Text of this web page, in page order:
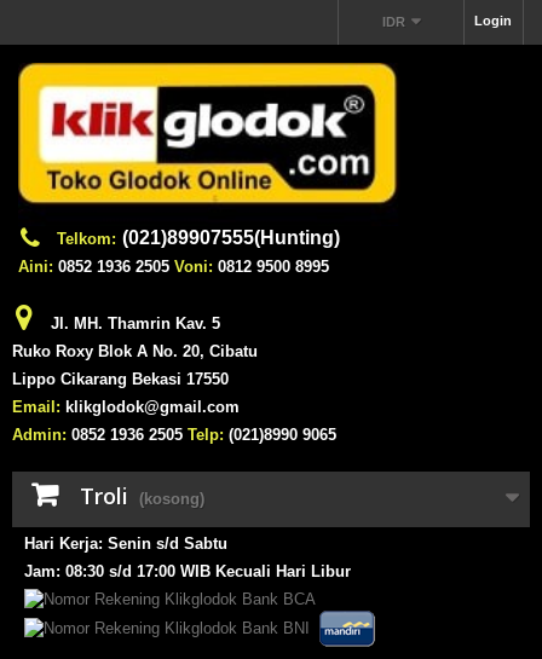
Login
IDR
Telkom: (021)89907555(Hunting)
Aini: 0852 1936 2505 Voni: 0812 9500 8995
Jl. MH. Thamrin Kav. 5
Ruko Roxy Blok A No. 20, Cibatu
Lippo Cikarang Bekasi 17550
Email: klikglodok@gmail.com
Admin: 0852 1936 2505 Telp: (021)8990 9065
Troli (kosong)
Hari Kerja: Senin s/d Sabtu
Jam: 08:30 s/d 17:00 WIB Kecuali Hari Libur